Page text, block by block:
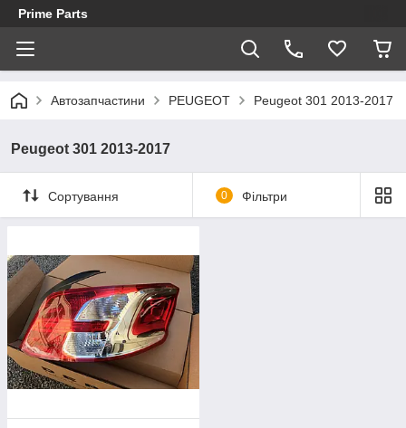
Prime Parts
Автозапчастини PEUGEOT Peugeot 301 2013-2017
Peugeot 301 2013-2017
Сортування 0 Фільтри